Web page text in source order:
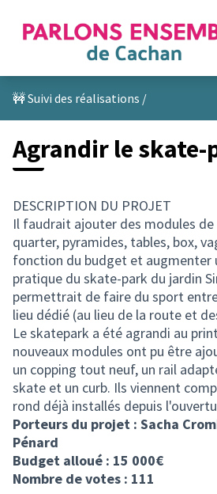
🚧 Suivi des réalisations /
Agrandir le skate-
DESCRIPTION DU PROJET
Il faudrait ajouter des modules de
quarter, pyramides, tables, box,
fonction du budget et augmenter
pratique du skate-park du jardin
permettrait de faire du sport
lieu dédié (au lieu de la route et
Le skatepark a été agrandi au
nouveaux modules ont pu être
un copping tout neuf, un rail
skate et un curb. Ils viennent
rond déjà installés depuis
Porteurs du projet : Sacha
Pénard
Budget alloué : 15 000€
Nombre de votes : 111